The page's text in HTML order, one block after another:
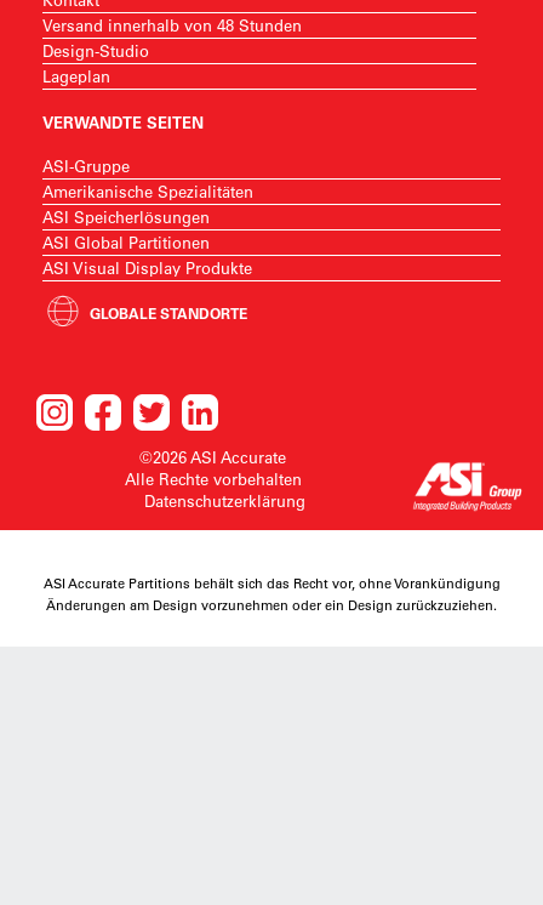
Versand innerhalb von 48 Stunden
Design-Studio
Lageplan
VERWANDTE SEITEN
ASI-Gruppe
Amerikanische Spezialitäten
ASI Speicherlösungen
ASI Global Partitionen
ASI Visual Display Produkte
GLOBALE STANDORTE
©2026 ASI Accurate
Alle Rechte vorbehalten
Datenschutzerklärung
ASI Accurate Partitions behält sich das Recht vor, ohne Vorankündigung
Änderungen am Design vorzunehmen oder ein Design zurückzuziehen.